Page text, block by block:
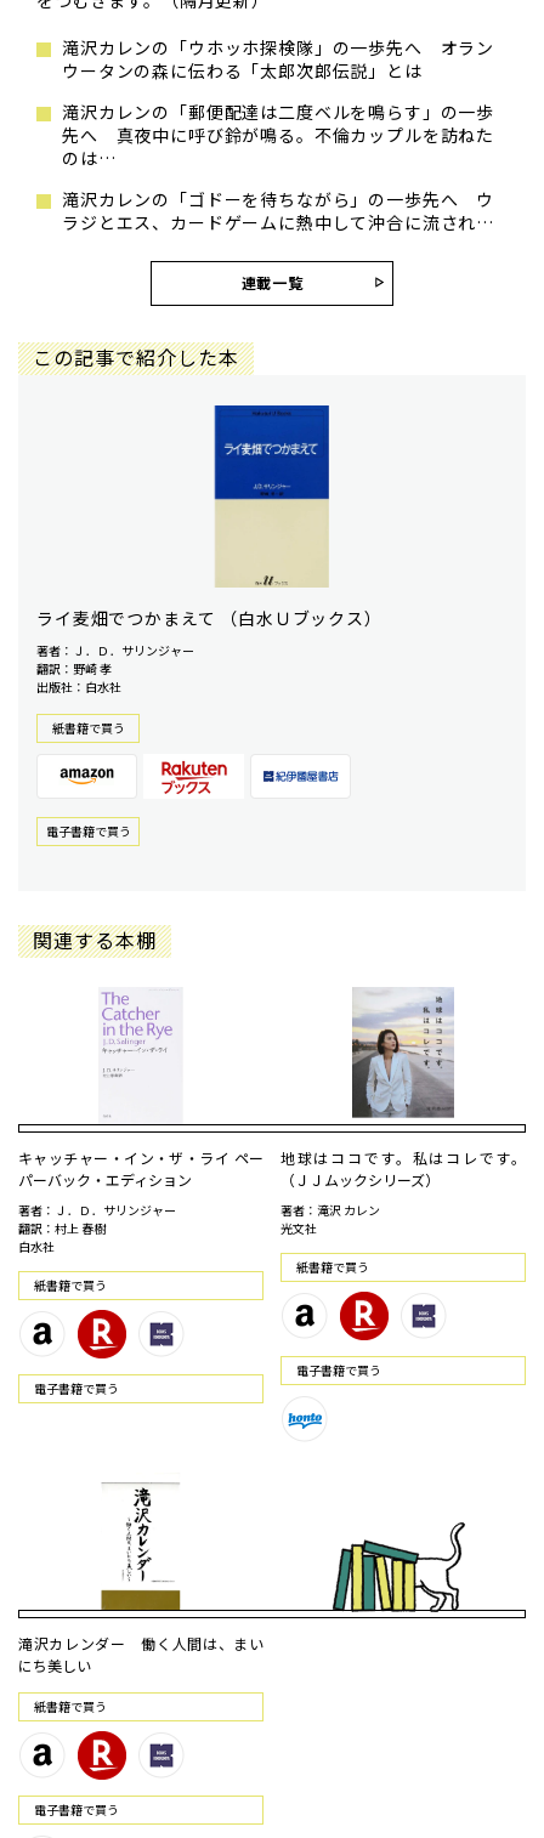
滝沢カレンの「ウホッホ探検隊」の一歩先へ オラン
ウータンの森に伝わる「太郎次郎伝説」とは
滝沢カレンの「郵便配達は二度ベルを鳴らす」の一歩
先へ 真夜中に呼び鈴が鳴る。不倫カップルを訪ねた
のは…
滝沢カレンの「ゴドーを待ちながら」の一歩先へ ウ
ラジとエス、カードゲームに熱中して沖合に流され…
連載一覧
この記事で紹介した本
ライ麦畑でつかまえて （白水Ｕブックス）
著者：Ｊ．Ｄ．サリンジャー
翻訳：野崎 孝
出版社：白水社
紙書籍で買う
電⼦書籍で買う
関連する本棚
キャッチャー・イン・ザ・ライ ペー
パーバック・エディション
著者：Ｊ．Ｄ．サリンジャー
翻訳：村上 春樹
白水社
紙書籍で買う
電⼦書籍で買う
地球はココです。私はコレです。
（ＪＪムックシリーズ）
著者：滝沢 カレン
光文社
紙書籍で買う
電⼦書籍で買う
滝沢カレンダー 働く人間は、まい
にち美しい
紙書籍で買う
電⼦書籍で買う